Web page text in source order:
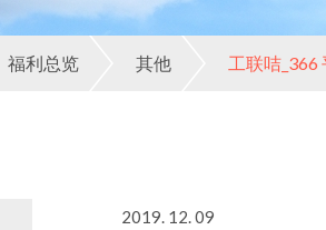
福利总览 其他 工联咭_366
2019. 12. 09